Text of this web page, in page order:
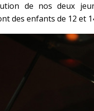
de nos deux
des enfants de 12 et